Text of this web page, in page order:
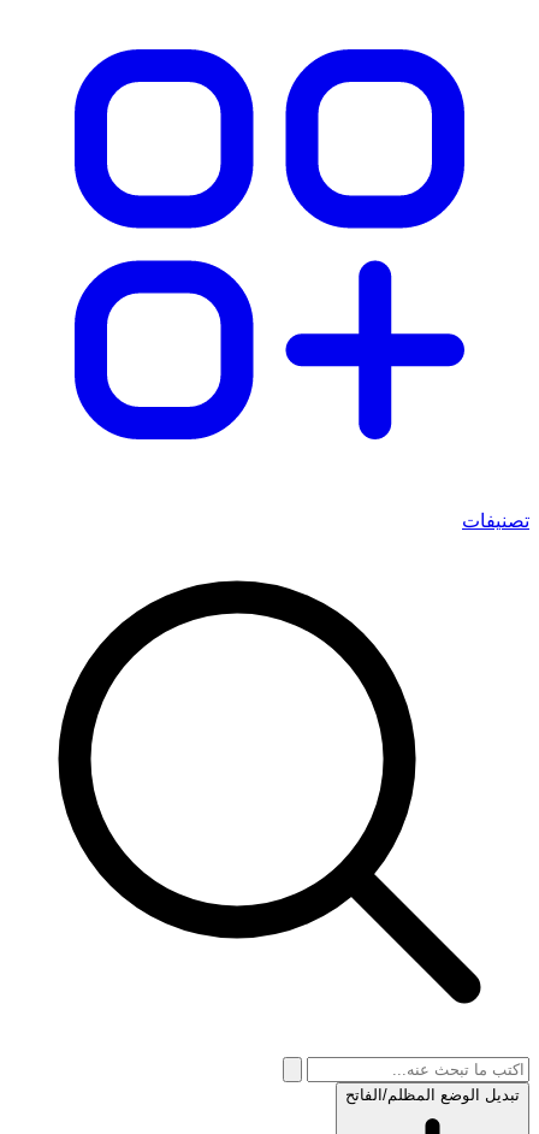
تصنيفات
تبديل الوضع المظلم/الفاتح